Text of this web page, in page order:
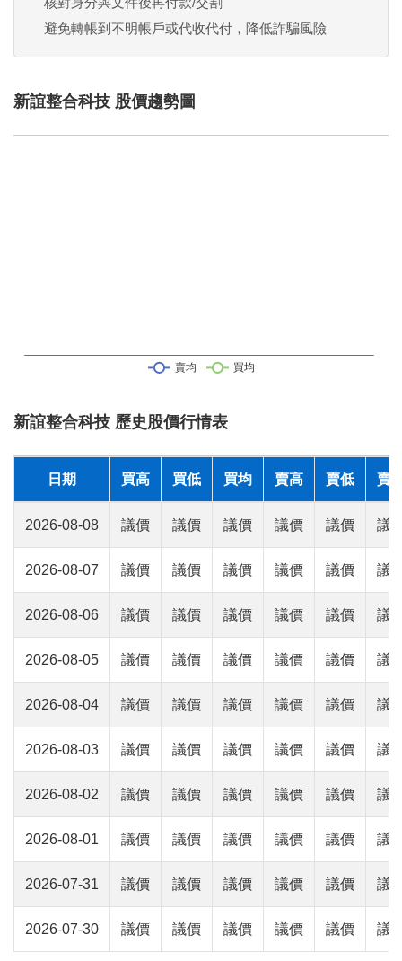
避免轉帳到不明帳戶或代收代付，降低詐騙風險
新誼整合科技 股價趨勢圖
新誼整合科技 歷史股價行情表
日期 買高 買低 買均 賣高 賣低 賣
2026-08-08 議價 議價 議價 議價 議價 議
2026-08-07 議價 議價 議價 議價 議價 議
2026-08-06 議價 議價 議價 議價 議價 議
2026-08-05 議價 議價 議價 議價 議價 議
2026-08-04 議價 議價 議價 議價 議價 議
2026-08-03 議價 議價 議價 議價 議價 議
2026-08-02 議價 議價 議價 議價 議價 議
2026-08-01 議價 議價 議價 議價 議價 議
2026-07-31 議價 議價 議價 議價 議價 議
2026-07-30 議價 議價 議價 議價 議價 議